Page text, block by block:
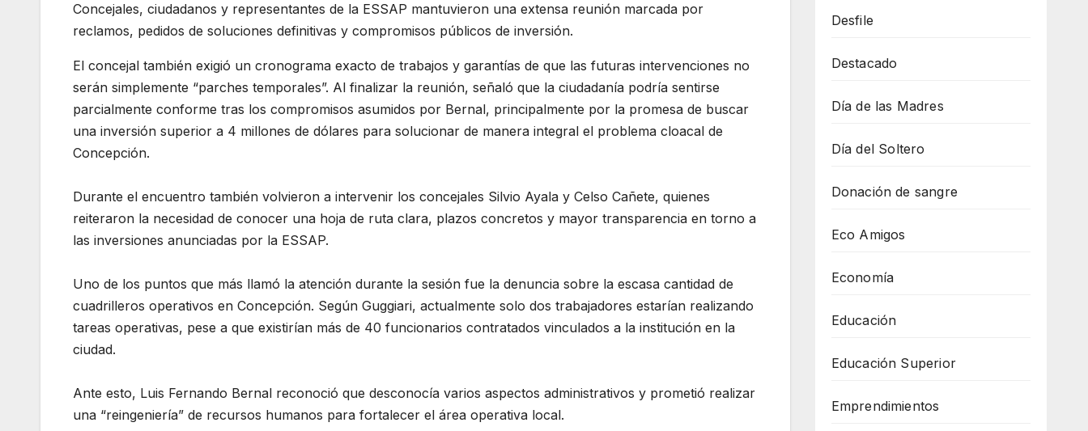
Concejales, ciudadanos y representantes de la ESSAP mantuvieron una extensa reunión marcada por
reclamos, pedidos de soluciones definitivas y compromisos públicos de inversión.
El concejal también exigió un cronograma exacto de trabajos y garantías de que las futuras intervenciones no
serán simplemente “parches temporales”. Al finalizar la reunión, señaló que la ciudadanía podría sentirse
parcialmente conforme tras los compromisos asumidos por Bernal, principalmente por la promesa de buscar
una inversión superior a 4 millones de dólares para solucionar de manera integral el problema cloacal de
Concepción.
Durante el encuentro también volvieron a intervenir los concejales Silvio Ayala y Celso Cañete, quienes
reiteraron la necesidad de conocer una hoja de ruta clara, plazos concretos y mayor transparencia en torno a
las inversiones anunciadas por la ESSAP.
Uno de los puntos que más llamó la atención durante la sesión fue la denuncia sobre la escasa cantidad de
cuadrilleros operativos en Concepción. Según Guggiari, actualmente solo dos trabajadores estarían realizando
tareas operativas, pese a que existirían más de 40 funcionarios contratados vinculados a la institución en la
ciudad.
Ante esto, Luis Fernando Bernal reconoció que desconocía varios aspectos administrativos y prometió realizar
una “reingeniería” de recursos humanos para fortalecer el área operativa local.
Desfile
Destacado
Día de las Madres
Día del Soltero
Donación de sangre
Eco Amigos
Economía
Educación
Educación Superior
Emprendimientos